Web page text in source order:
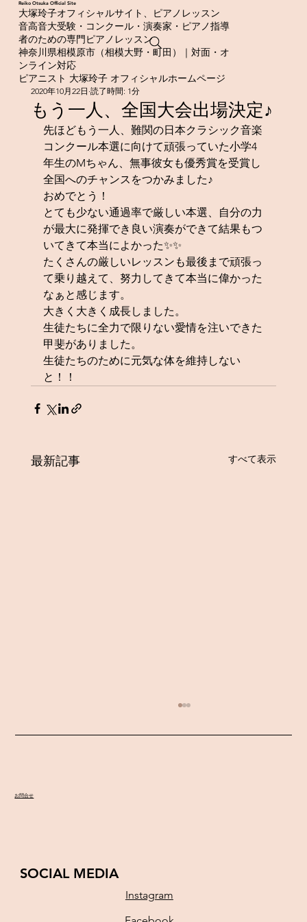
​Reiko Otsuka Official Site
大塚玲子オフィシャルサイト、ピアノレッスン
音高音大受験・コンクール・演奏家・ピアノ指導
者のための専門ピアノレッスン
神奈川県相模原市（相模大野・町田）｜対面・オ
ンライン対応
ピアニスト 大塚玲子 オフィシャルホームページ
もう一人、全国大会出場決定♪
2020年10月22日 読了時間: 1分
先ほどもう一人、難関の日本クラシック音楽
コンクール本選に向けて頑張っていた小学4
年生のMちゃん、無事彼女も優秀賞を受賞し
全国へのチャンスをつかみました♪
おめでとう！
とても少ない通過率で厳しい本選、自分の力
が最大に発揮でき良い演奏ができて結果もつ
いてきて本当によかった✨✨
たくさんの厳しいレッスンも最後まで頑張っ
て乗り越えて、努力してきて本当に偉かった
なぁと感じます。
大きく大きく成長しました。
生徒たちに全力で限りない愛情を注いできた
甲斐がありました。
生徒たちのために元気な体を維持しない
と！！
最新記事 すべて表示
お問合せ
SOCIAL MEDIA
Instagram